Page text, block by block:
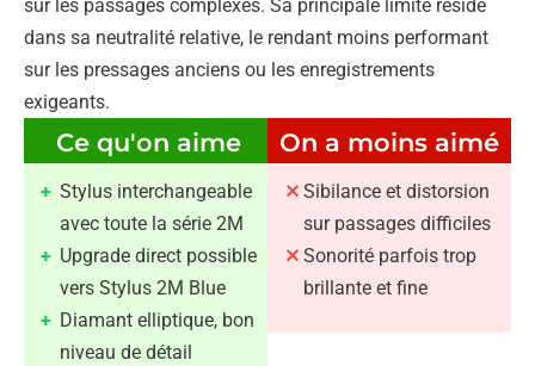
sur les passages complexes. Sa principale limite réside
dans sa neutralité relative, le rendant moins performant
sur les pressages anciens ou les enregistrements
exigeants.
Ce qu'on aime
Stylus interchangeable
avec toute la série 2M
Upgrade direct possible
vers Stylus 2M Blue
Diamant elliptique, bon
niveau de détail
On a moins aimé
Sibilance et distorsion
sur passages difficiles
Sonorité parfois trop
brillante et fine